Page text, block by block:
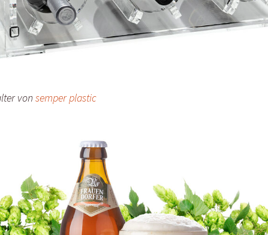
von semper plastic